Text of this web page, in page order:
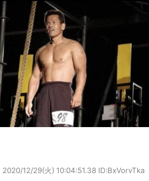
2020/12/29(火) 10:04:51.38 ID:BxVorvTka